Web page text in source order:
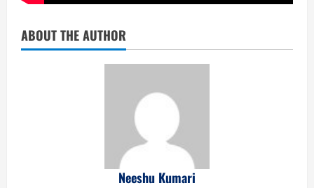
ABOUT THE AUTHOR
Neeshu Kumari